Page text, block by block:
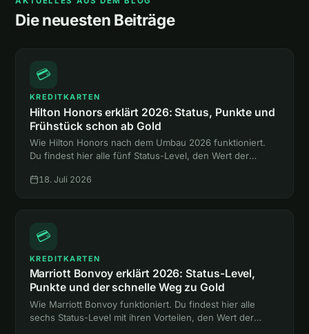
Die neuesten Beiträge
💳
KREDITKARTEN
Hilton Honors erklärt 2026: Status, Punkte und
Frühstück schon ab Gold
Wie Hilton Honors nach dem Umbau 2026 funktioniert.
Du findest hier alle fünf Status-Level, den Wert der
ganz ohne Hotelnacht.
18. Juli 2026
💳
KREDITKARTEN
Marriott Bonvoy erklärt 2026: Status-Level,
Punkte und der schnelle Weg zu Gold
Wie Marriott Bonvoy funktioniert. Du findest hier alle
sechs Status-Level mit ihren Vorteilen, den Wert der